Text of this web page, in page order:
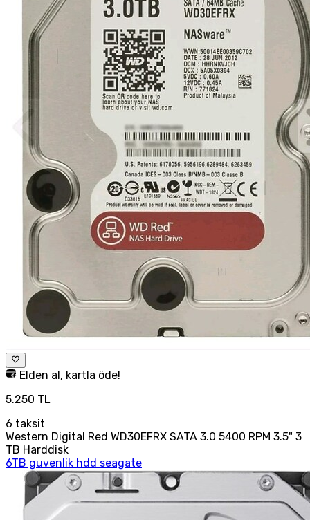
Elden al, kartla öde!
5.250 TL
6 taksit
Western Digital Red WD30EFRX SATA 3.0 5400 RPM 3.5" 3
TB Harddisk
6TB guvenlik hdd seagate